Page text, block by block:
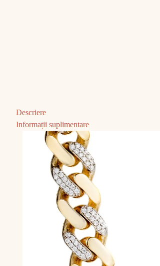
Descriere
Informații suplimentare